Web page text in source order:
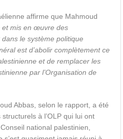
affirme que Mahmoud
et mis en œuvre des
le système politique
est d’abolir complètement ce
et de remplacer les
par l’Organisation de
Abbas, selon le rapport, a été
à l’OLP qui lui ont
national palestinien,